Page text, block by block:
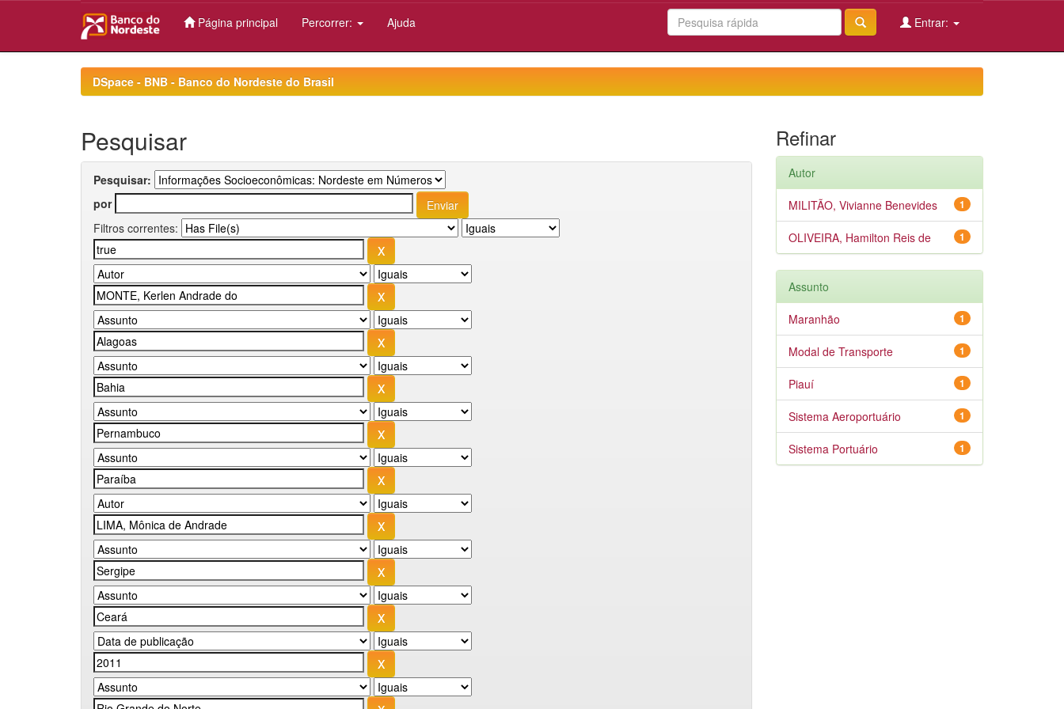
Página principal Percorrer: Ajuda Entrar:
DSpace - BNB - Banco do Nordeste do Brasil
Pesquisar
Pesquisar:
por
Filtros correntes:
Refinar
Autor
1
MILITÃO, Vivianne Benevides
1
OLIVEIRA, Hamilton Reis de
Assunto
1
Maranhão
1
Modal de Transporte
1
Piauí
1
Sistema Aeroportuário
1
Sistema Portuário